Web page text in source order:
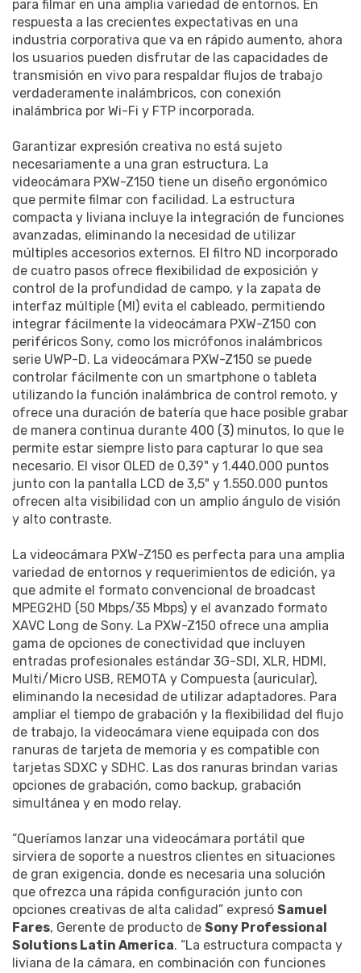
para filmar en una amplia variedad de entornos. En
respuesta a las crecientes expectativas en una
industria corporativa que va en rápido aumento, ahora
los usuarios pueden disfrutar de las capacidades de
transmisión en vivo para respaldar flujos de trabajo
verdaderamente inalámbricos, con conexión
inalámbrica por Wi-Fi y FTP incorporada.
Garantizar expresión creativa no está sujeto
necesariamente a una gran estructura. La
videocámara PXW-Z150 tiene un diseño ergonómico
que permite filmar con facilidad. La estructura
compacta y liviana incluye la integración de funciones
avanzadas, eliminando la necesidad de utilizar
múltiples accesorios externos. El filtro ND incorporado
de cuatro pasos ofrece flexibilidad de exposición y
control de la profundidad de campo, y la zapata de
interfaz múltiple (MI) evita el cableado, permitiendo
integrar fácilmente la videocámara PXW-Z150 con
periféricos Sony, como los micrófonos inalámbricos
serie UWP-D. La videocámara PXW-Z150 se puede
controlar fácilmente con un smartphone o tableta
utilizando la función inalámbrica de control remoto, y
ofrece una duración de batería que hace posible grabar
de manera continua durante 400 (3) minutos, lo que le
permite estar siempre listo para capturar lo que sea
necesario. El visor OLED de 0,39" y 1.440.000 puntos
junto con la pantalla LCD de 3,5" y 1.550.000 puntos
ofrecen alta visibilidad con un amplio ángulo de visión
y alto contraste.
La videocámara PXW-Z150 es perfecta para una amplia
variedad de entornos y requerimientos de edición, ya
que admite el formato convencional de broadcast
MPEG2HD (50 Mbps/35 Mbps) y el avanzado formato
XAVC Long de Sony. La PXW-Z150 ofrece una amplia
gama de opciones de conectividad que incluyen
entradas profesionales estándar 3G-SDI, XLR, HDMI,
Multi/Micro USB, REMOTA y Compuesta (auricular),
eliminando la necesidad de utilizar adaptadores. Para
ampliar el tiempo de grabación y la flexibilidad del flujo
de trabajo, la videocámara viene equipada con dos
ranuras de tarjeta de memoria y es compatible con
tarjetas SDXC y SDHC. Las dos ranuras brindan varias
opciones de grabación, como backup, grabación
simultánea y en modo relay.
“Queríamos lanzar una videocámara portátil que
sirviera de soporte a nuestros clientes en situaciones
de gran exigencia, donde es necesaria una solución
que ofrezca una rápida configuración junto con
opciones creativas de alta calidad” expresó Samuel
Fares, Gerente de producto de Sony Professional
Solutions Latin America. “La estructura compacta y
liviana de la cámara, en combinación con funciones